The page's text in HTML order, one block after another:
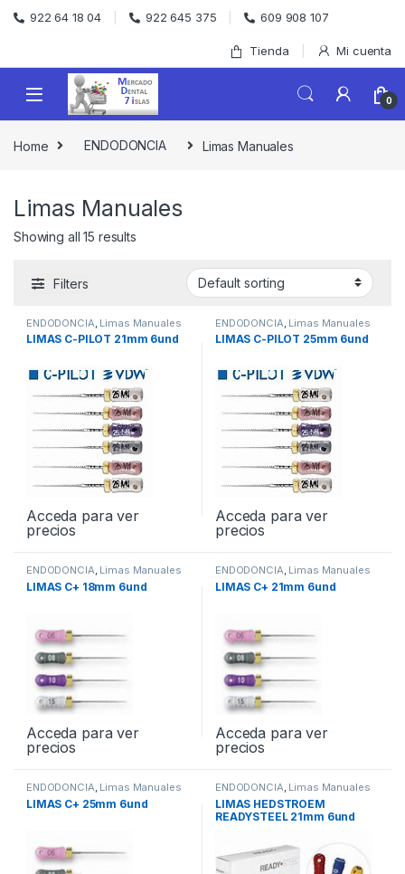
Skip to navigation
Skip to content
922 64 18 04 922 645 375 609 908 107
Tienda Mi cuenta
0
Home ENDODONCIA Limas Manuales
Limas Manuales
Showing all 15 results
Filters
ENDODONCIA Limas Manuales
LIMAS C-PILOT 21mm 6und
Acceda para ver
precios
ENDODONCIA Limas Manuales
LIMAS C-PILOT 25mm 6und
Acceda para ver
precios
ENDODONCIA, Limas Manuales
LIMAS C+ 18mm 6und
Acceda para ver
precios
ENDODONCIA, Limas Manuales
LIMAS C+ 21mm 6und
Acceda para ver
precios
ENDODONCIA, Limas Manuales
LIMAS C+ 25mm 6und
ENDODONCIA, Limas Manuales
LIMAS HEDSTROEM
READYSTEEL 21mm 6und